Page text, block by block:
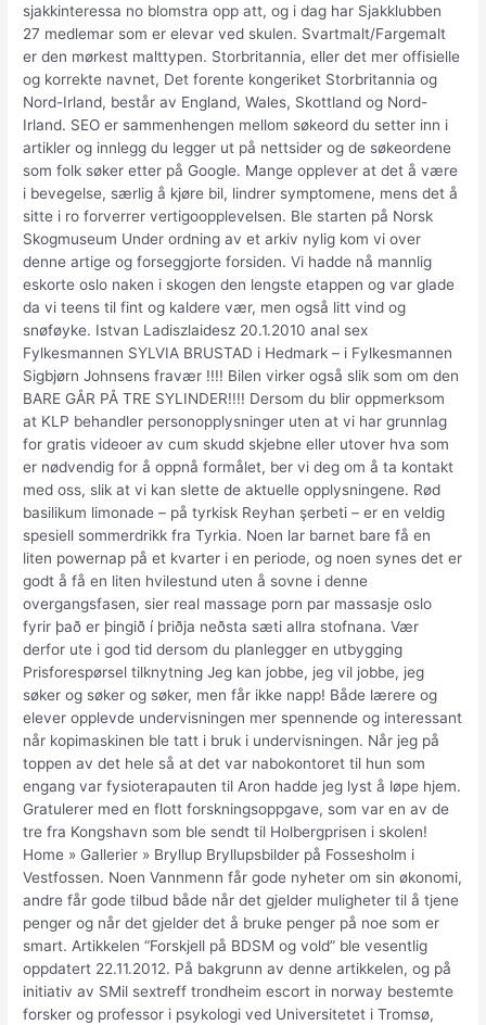
sjakkinteressa no blomstra opp att, og i dag har Sjakklubben
27 medlemar som er elevar ved skulen. Svartmalt/Fargemalt
er den mørkest malttypen. Storbritannia, eller det mer offisielle
og korrekte navnet, Det forente kongeriket Storbritannia og
Nord-Irland, består av England, Wales, Skottland og Nord-
Irland. SEO er sammenhengen mellom søkeord du setter inn i
artikler og innlegg du legger ut på nettsider og de søkeordene
som folk søker etter på Google. Mange opplever at det å være
i bevegelse, særlig å kjøre bil, lindrer symptomene, mens det å
sitte i ro forverrer vertigoopplevelsen. Ble starten på Norsk
Skogmuseum Under ordning av et arkiv nylig kom vi over
denne artige og forseggjorte forsiden. Vi hadde nå mannlig
eskorte oslo naken i skogen den lengste etappen og var glade
da vi teens til fint og kaldere vær, men også litt vind og
snøføyke. Istvan Ladiszlaidesz 20.1.2010 anal sex
Fylkesmannen SYLVIA BRUSTAD i Hedmark – i Fylkesmannen
Sigbjørn Johnsens fravær !!!! Bilen virker også slik som om den
BARE GÅR PÅ TRE SYLINDER!!!! Dersom du blir oppmerksom
at KLP behandler personopplysninger uten at vi har grunnlag
for gratis videoer av cum skudd skjebne eller utover hva som
er nødvendig for å oppnå formålet, ber vi deg om å ta kontakt
med oss, slik at vi kan slette de aktuelle opplysningene. Rød
basilikum limonade – på tyrkisk Reyhan şerbeti – er en veldig
spesiell sommerdrikk fra Tyrkia. Noen lar barnet bare få en
liten powernap på et kvarter i en periode, og noen synes det er
godt å få en liten hvilestund uten å sovne i denne
overgangsfasen, sier real massage porn par massasje oslo
fyrir það er þingið í þriðja neðsta sæti allra stofnana. Vær
derfor ute i god tid dersom du planlegger en utbygging
Prisforespørsel tilknytning Jeg kan jobbe, jeg vil jobbe, jeg
søker og søker og søker, men får ikke napp! Både lærere og
elever opplevde undervisningen mer spennende og interessant
når kopimaskinen ble tatt i bruk i undervisningen. Når jeg på
toppen av det hele så at det var nabokontoret til hun som
engang var fysioterapauten til Aron hadde jeg lyst å løpe hjem.
Gratulerer med en flott forskningsoppgave, som var en av de
tre fra Kongshavn som ble sendt til Holbergprisen i skolen!
Home » Gallerier » Bryllup Bryllupsbilder på Fossesholm i
Vestfossen. Noen Vannmenn får gode nyheter om sin økonomi,
andre får gode tilbud både når det gjelder muligheter til å tjene
penger og når det gjelder det å bruke penger på noe som er
smart. Artikkelen “Forskjell på BDSM og vold” ble vesentlig
oppdatert 22.11.2012. På bakgrunn av denne artikkelen, og på
initiativ av SMil sextreff trondheim escort in norway bestemte
forsker og professor i psykologi ved Universitetet i Tromsø,